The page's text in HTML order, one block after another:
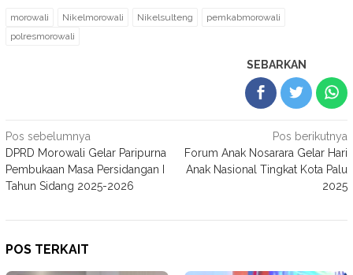
morowali Nikelmorowali Nikelsulteng
pemkabmorowali
polresmorowali
SEBARKAN
Navigasi
pos
Pos sebelumnya
DPRD Morowali Gelar Paripurna
Pembukaan Masa Persidangan I
Tahun Sidang 2025-2026
Pos berikutnya
Forum Anak Nosarara Gelar Hari
Anak Nasional Tingkat Kota Palu
2025
POS TERKAIT